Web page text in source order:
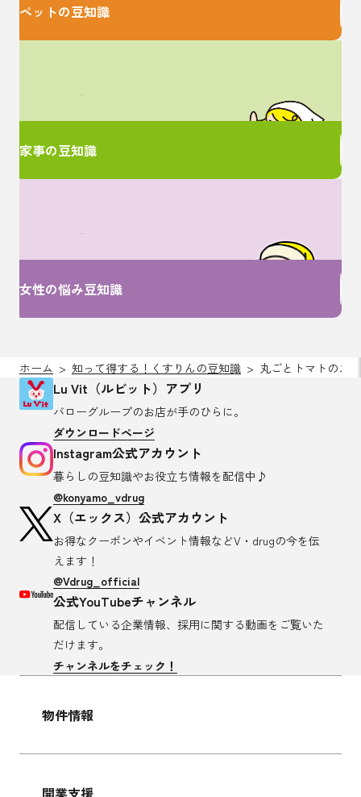
ペットの豆知識
家事の豆知識
女性の悩み豆知識
ホーム 知って得する！くすりんの豆知識 丸ごとトマトのス
Lu Vit（ルビット）アプリ
バローグループのお店が手のひらに。
ダウンロードページ
Instagram公式アカウント
暮らしの豆知識やお役立ち情報を配信中♪
@konyamo_vdrug
X（エックス）公式アカウント
お得なクーポンやイベント情報などV・drugの今を伝
えます！
@Vdrug_official
公式YouTubeチャンネル
配信している企業情報、採用に関する動画をご覧いた
だけます。
チャンネルをチェック！
物件情報
開業支援